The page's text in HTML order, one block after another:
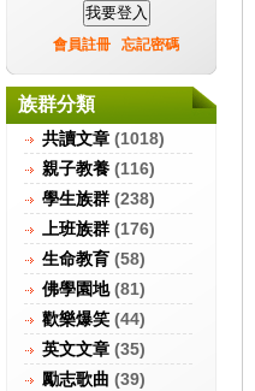
會員註冊 忘記密碼
族群分類
共讀文章 (1018)
親子教養 (116)
學生族群 (238)
上班族群 (176)
生命教育 (58)
佛學園地(81)
歡樂爆笑 (44)
英文文章 (35)
勵志歌曲 (39)